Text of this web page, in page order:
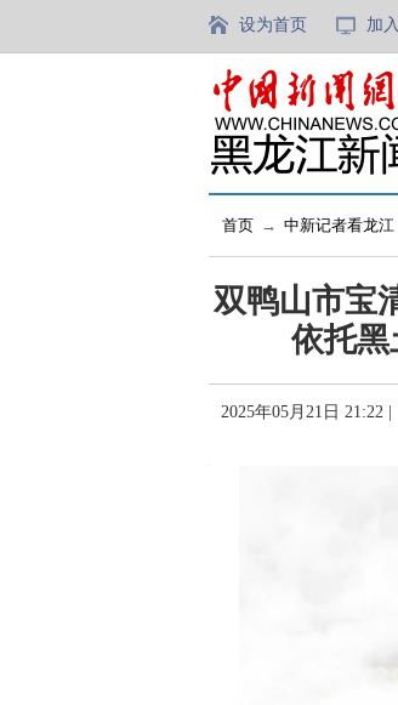
设为首页 加
首页 → 中新记者看龙江
双鸭山市宝
依托黑
2025年05月21日 21:22 |